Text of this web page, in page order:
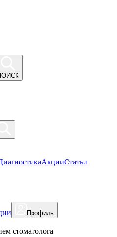
АкцииСтатьи
Профиль
стоматолога